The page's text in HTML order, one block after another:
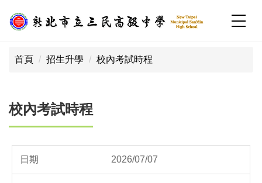
到
首頁 招生升學 校內考試時程
校內考試時程
2026/07/07